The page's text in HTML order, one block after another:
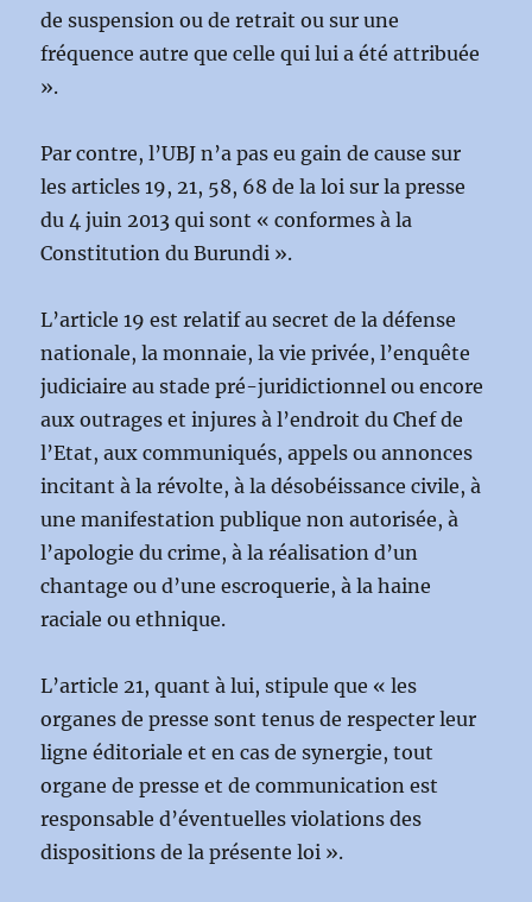
de suspension ou de retrait ou sur une
fréquence autre que celle qui lui a été attribuée
».
Par contre, l’UBJ n’a pas eu gain de cause sur
les articles 19, 21, 58, 68 de la loi sur la presse
du 4 juin 2013 qui sont « conformes à la
Constitution du Burundi ».
L’article 19 est relatif au secret de la défense
nationale, la monnaie, la vie privée, l’enquête
judiciaire au stade pré-juridictionnel ou encore
aux outrages et injures à l’endroit du Chef de
l’Etat, aux communiqués, appels ou annonces
incitant à la révolte, à la désobéissance civile, à
une manifestation publique non autorisée, à
l’apologie du crime, à la réalisation d’un
chantage ou d’une escroquerie, à la haine
raciale ou ethnique.
L’article 21, quant à lui, stipule que « les
organes de presse sont tenus de respecter leur
ligne éditoriale et en cas de synergie, tout
organe de presse et de communication est
responsable d’éventuelles violations des
dispositions de la présente loi ».